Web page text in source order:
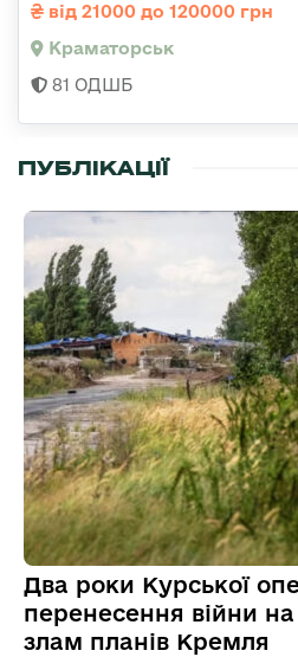
від 21000 до 120000 грн
Краматорськ
81 ОДШБ
ПУБЛІКАЦІЇ
Два роки Курської
перенесення війни
злам планів Кремля